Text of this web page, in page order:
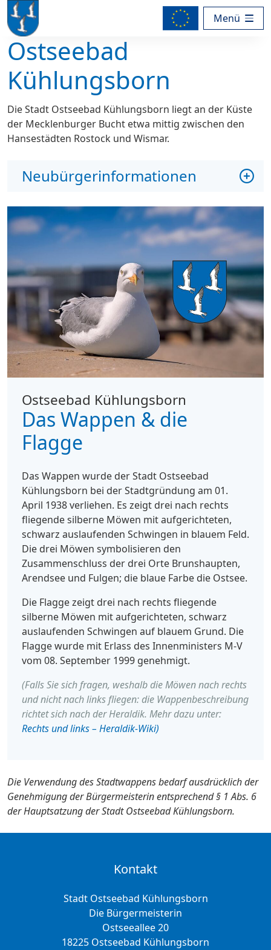
Menü
Ostseebad
Kühlungsborn
Die Stadt Ostseebad Kühlungsborn liegt an der Küste
der Mecklenburger Bucht etwa mittig zwischen den
Hansestädten Rostock und Wismar.
Neubürgerinformationen
Ostseebad Kühlungsborn
Das Wappen & die
Flagge
Das Wappen wurde der Stadt Ostseebad
Kühlungsborn bei der Stadtgründung am 01.
April 1938 verliehen. Es zeigt drei nach rechts
fliegende silberne Möwen mit aufgerichteten,
schwarz auslaufenden Schwingen in blauem Feld.
Die drei Möwen symbolisieren den
Zusammenschluss der drei Orte Brunshaupten,
Arendsee und Fulgen; die blaue Farbe die Ostsee.
Die Flagge zeigt drei nach rechts fliegende
silberne Möwen mit aufgerichteten, schwarz
auslaufenden Schwingen auf blauem Grund. Die
Flagge wurde mit Erlass des Innenministers M-V
vom 08. September 1999 genehmigt.
(Falls Sie sich fragen, weshalb die Möwen nach rechts
und nicht nach links fliegen: die Wappenbeschreibung
richtet sich nach der Heraldik. Mehr dazu unter:
Rechts und links – Heraldik-Wiki)
Die Verwendung des Stadtwappens bedarf ausdrücklich der
Genehmigung der Bürgermeisterin entsprechend § 1 Abs. 6
der Hauptsatzung der Stadt Ostseebad Kühlungsborn.
Kontakt
Stadt Ostseebad Kühlungsborn
Die Bürgermeisterin
Ostseeallee 20
18225 Ostseebad Kühlungsborn